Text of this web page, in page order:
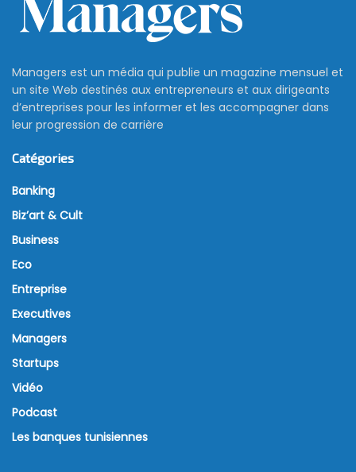
Managers est un média qui publie un magazine mensuel et
un site Web destinés aux entrepreneurs et aux dirigeants
d’entreprises pour les informer et les accompagner dans
leur progression de carrière
Catégories
Banking
Biz’art & Cult
Business
Eco
Entreprise
Executives
Managers
Startups
Vidéo
Podcast
Les banques tunisiennes